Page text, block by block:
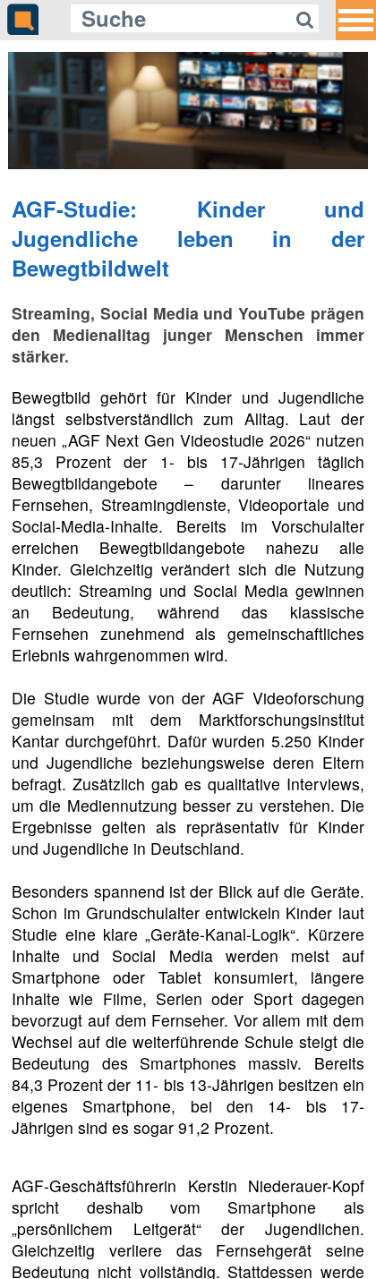
AGF-Studie: Kinder und
Jugendliche leben in der
Bewegtbildwelt
Streaming, Social Media und YouTube prägen
den Medienalltag junger Menschen immer
stärker.
Bewegtbild gehört für Kinder und Jugendliche
längst selbstverständlich zum Alltag. Laut der
neuen „AGF Next Gen Videostudie 2026“ nutzen
85,3 Prozent der 1- bis 17-Jährigen täglich
Bewegtbildangebote – darunter lineares
Fernsehen, Streamingdienste, Videoportale und
Social-Media-Inhalte. Bereits im Vorschulalter
erreichen Bewegtbildangebote nahezu alle
Kinder. Gleichzeitig verändert sich die Nutzung
deutlich: Streaming und Social Media gewinnen
an Bedeutung, während das klassische
Fernsehen zunehmend als gemeinschaftliches
Erlebnis wahrgenommen wird.
Die Studie wurde von der AGF Videoforschung
gemeinsam mit dem Marktforschungsinstitut
Kantar durchgeführt. Dafür wurden 5.250 Kinder
und Jugendliche beziehungsweise deren Eltern
befragt. Zusätzlich gab es qualitative Interviews,
um die Mediennutzung besser zu verstehen. Die
Ergebnisse gelten als repräsentativ für Kinder
und Jugendliche in Deutschland.
Besonders spannend ist der Blick auf die Geräte.
Schon im Grundschulalter entwickeln Kinder laut
Studie eine klare „Geräte-Kanal-Logik“. Kürzere
Inhalte und Social Media werden meist auf
Smartphone oder Tablet konsumiert, längere
Inhalte wie Filme, Serien oder Sport dagegen
bevorzugt auf dem Fernseher. Vor allem mit dem
Wechsel auf die weiterführende Schule steigt die
Bedeutung des Smartphones massiv. Bereits
84,3 Prozent der 11- bis 13-Jährigen besitzen ein
eigenes Smartphone, bei den 14- bis 17-
Jährigen sind es sogar 91,2 Prozent.
AGF-Geschäftsführerin Kerstin Niederauer-Kopf
spricht deshalb vom Smartphone als
„persönlichem Leitgerät“ der Jugendlichen.
Gleichzeitig verliere das Fernsehgerät seine
Bedeutung nicht vollständig. Stattdessen werde